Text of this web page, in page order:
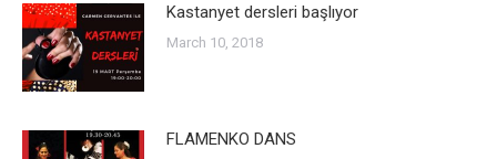
Kastanyet dersleri başlıyor
March 10, 2018
FLAMENKO DANS